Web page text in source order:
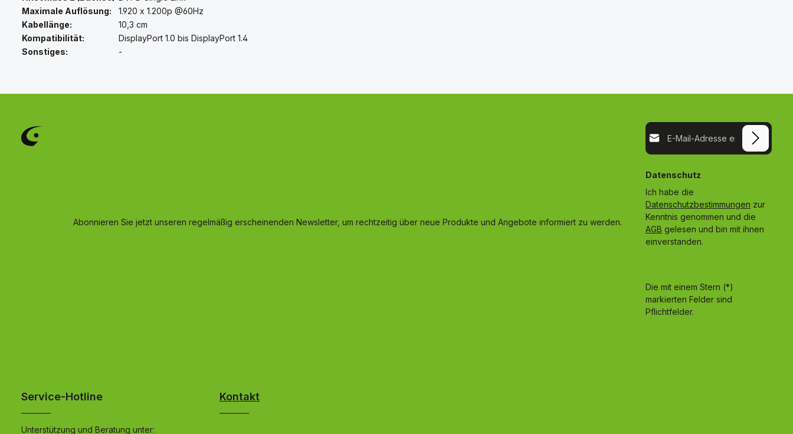
Maximale Auflösung:
1.920 x 1.200p @60Hz
Kabellänge:
10,3 cm
Kompatibilität:
DisplayPort 1.0 bis DisplayPort 1.4
Sonstiges:
-
Abonnieren Sie jetzt unseren regelmäßig erscheinenden Newsletter, um rechtzeitig über neue Produkte und Angebote informiert zu werden.
E-Mail-Adresse*
Datenschutz
Ich habe die
Datenschutzbestimmungen zur
Kenntnis genommen und die
AGB gelesen und bin mit ihnen
einverstanden.
Die mit einem Stern (*)
markierten Felder sind
Pflichtfelder.
Service-Hotline
Unterstützung und Beratung unter:
Kontakt